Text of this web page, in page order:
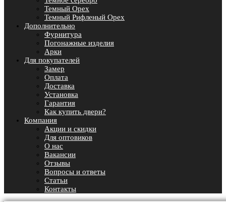
Темный Орех
Темный Рифленый Орех
Дополнительно
Фурнитура
Погонажные изделия
Арки
Для покупателей
Замер
Оплата
Доставка
Установка
Гарантия
Как купить двери?
Компания
Акции и скидки
Для оптовиков
О нас
Вакансии
Отзывы
Вопросы и ответы
Статьи
Контакты